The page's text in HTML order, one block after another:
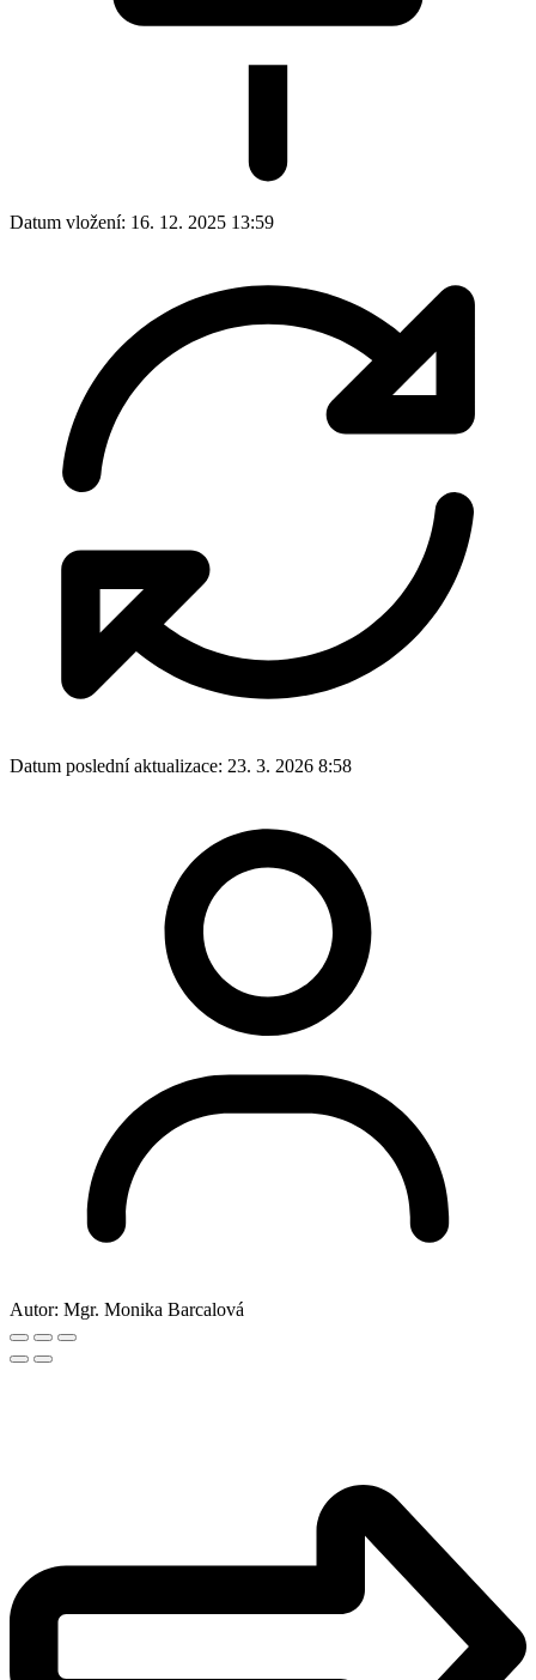
Datum vložení: 16. 12. 2025 13:59
Datum poslední aktualizace: 23. 3. 2026 8:58
Autor: Mgr. Monika Barcalová